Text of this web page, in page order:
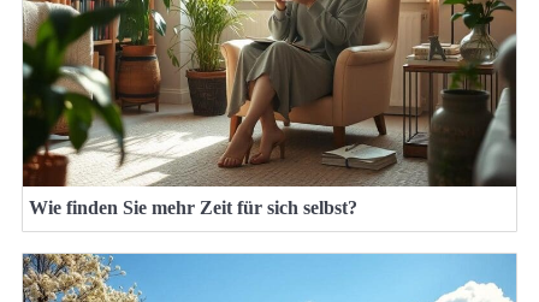
Wie finden Sie mehr Zeit für sich selbst?